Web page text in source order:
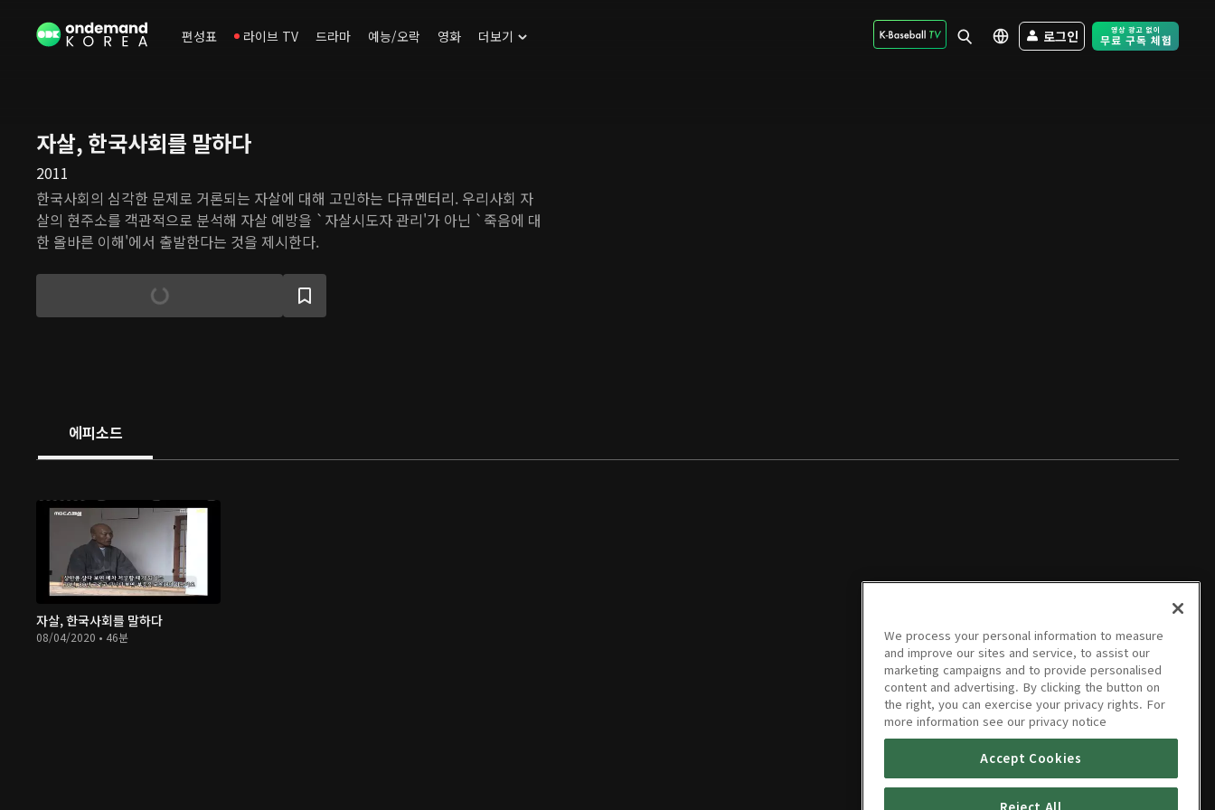
편성표 라이브 TV 드라마 예능/오락 영화 더보기 로그인 Free Trial -
자살, 한국사회를 말하다
2011
한국사회의 심각한 문제로 거론되는 자살에 대해 고민하는 다큐멘터리. 우리사회 자
살의 현주소를 객관적으로 분석해 자살 예방을 `자살시도자 관리'가 아닌 `죽음에 대
한 올바른 이해'에서 출발한다는 것을 제시한다.
에피소드
자살, 한국사회를 말하다
08/04/2020 • 46분
We process your personal information to measure
and improve our sites and service, to assist our
marketing campaigns and to provide personalised
content and advertising. By clicking the button on
the right, you can exercise your privacy rights. For
more information see our privacy notice
Accept Cookies